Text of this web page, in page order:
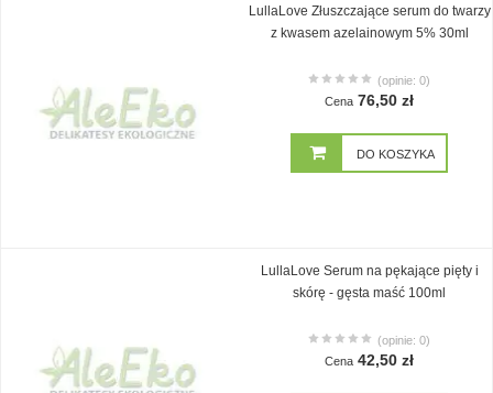
LullaLove Złuszczające serum do twarzy
z kwasem azelainowym 5% 30ml
(opinie: 0)
Cena 76,50 zł
DO KOSZYKA
LullaLove Serum na pękające pięty i
skórę - gęsta maść 100ml
(opinie: 0)
Cena 42,50 zł